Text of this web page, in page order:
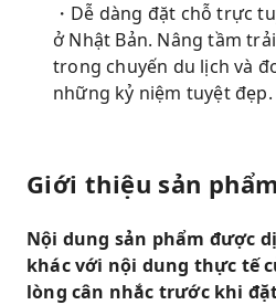
・Dễ dàng đặt chỗ trực
ở Nhật Bản. Nâng tầm
trong chuyến du lịch và
những kỷ niệm tuyệt đẹp.
Giới thiệu sản phẩm
Nội dung sản phẩm được
khác với nội dung thực tế
lòng cân nhắc trước khi